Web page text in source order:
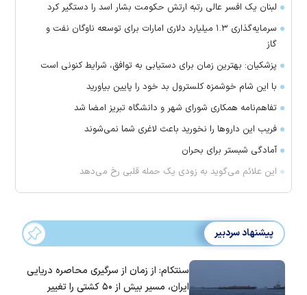
لبنان یک افسر عالی رتبه ارتش حکومت بشار اسد را دستگیر کرد
سرمایه‌گذاری ۱.۳ میلیارد دلاری امارات برای توسعه ناوگان نفت و
گاز
پزشکیان: بهترین زمان برای دستیابی به توافق، شرایط کنونی است
با این شام خوشمزه کلسترول بد خود را پایین بیاورید
تفاهم‌نامه همکاری شورای شهر و دانشگاه تبریز امضا شد
فریب این دارو‌ها را نخورید باعث لاغری شما نمی‌شوند
آمادگی شبستر برای بحران
این علائم می‌گوید به زودی یک حمله قلبی رخ می‌دهد
پیشنهاد سردبیر
سنتکام: از زمان از سرگیری محاصره دریایی
ایران، مسیر بیش از ۵۰ کشتی را تغییر